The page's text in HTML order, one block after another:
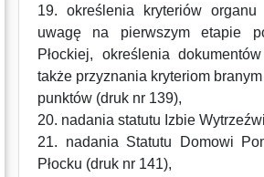
19. określenia kryteriów
uwagę na pierwszym etapie
Płockiej, określenia
także przyznania kryteriom
punktów (druk nr 139),
20. nadania statutu Izbie
21. nadania Statutu Domowi
Płocku (druk nr 141),